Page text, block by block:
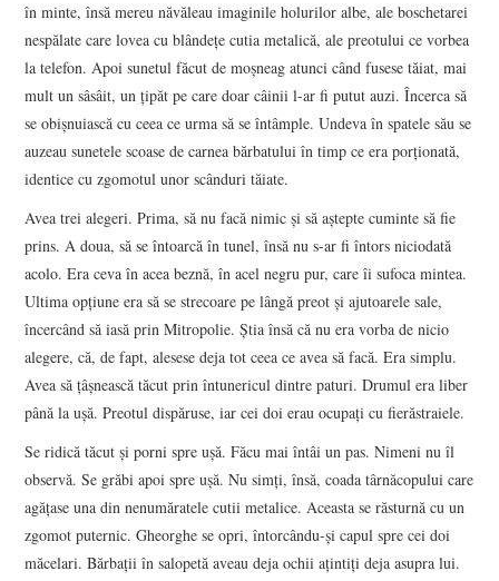
în minte, însă mereu năvăleau imaginile holurilor albe, ale boschetarei
nespălate care lovea cu blândețe cutia metalică, ale preotului ce vorbea
la telefon. Apoi sunetul făcut de moșneag atunci când fusese tăiat, mai
mult un sâsâit, un țipăt pe care doar câinii l-ar fi putut auzi. Încerca să
se obișnuiască cu ceea ce urma să se întâmple. Undeva în spatele său se
auzeau sunetele scoase de carnea bărbatului în timp ce era porționată,
identice cu zgomotul unor scânduri tăiate.
Avea trei alegeri. Prima, să nu facă nimic și să aștepte cuminte să fie
prins. A doua, să se întoarcă în tunel, însă nu s-ar fi întors niciodată
acolo. Era ceva în acea beznă, în acel negru pur, care îi sufoca mintea.
Ultima opțiune era să se strecoare pe lângă preot și ajutoarele sale,
încercând să iasă prin Mitropolie. Știa însă că nu era vorba de nicio
alegere, că, de fapt, alesese deja tot ceea ce avea să facă. Era simplu.
Avea să țâșnească tăcut prin întunericul dintre paturi. Drumul era liber
până la ușă. Preotul dispăruse, iar cei doi erau ocupați cu fierăstraiele.
Se ridică tăcut și porni spre ușă. Făcu mai întâi un pas. Nimeni nu îl
observă. Se grăbi apoi spre ușă. Nu simți, însă, coada târnăcopului care
agățase una din nenumăratele cutii metalice. Aceasta se răsturnă cu un
zgomot puternic. Gheorghe se opri, întorcându-și capul spre cei doi
măcelari. Bărbații în salopetă aveau deja ochii ațintiți deja asupra lui.